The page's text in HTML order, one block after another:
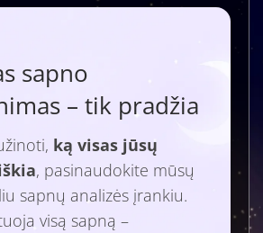
sapno
– tik pradžia
ką visas jūsų
, pasinaudokite mūsų
sapnų analizės įrankiu.
visą sapną –